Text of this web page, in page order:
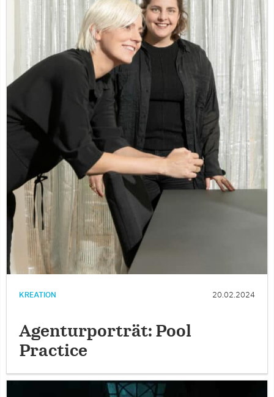
KREATION 20.02.2024
Agenturporträt: Pool
Practice